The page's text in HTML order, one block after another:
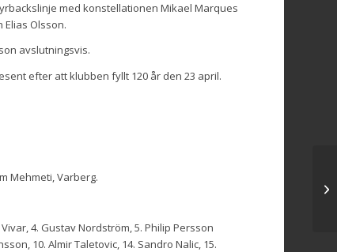
med konstellationen Mikael Marques
Elias Olsson.
avslutningsvis.
efter att klubben fyllt 120 år den 23 april.
Mehmeti, Varberg.
4. Gustav Nordström, 5. Philip Persson
10. Almir Taletovic, 14. Sandro Nalic, 15.